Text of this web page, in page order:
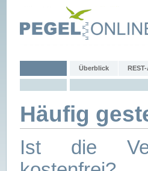
Überblick
Häufig
Ist die